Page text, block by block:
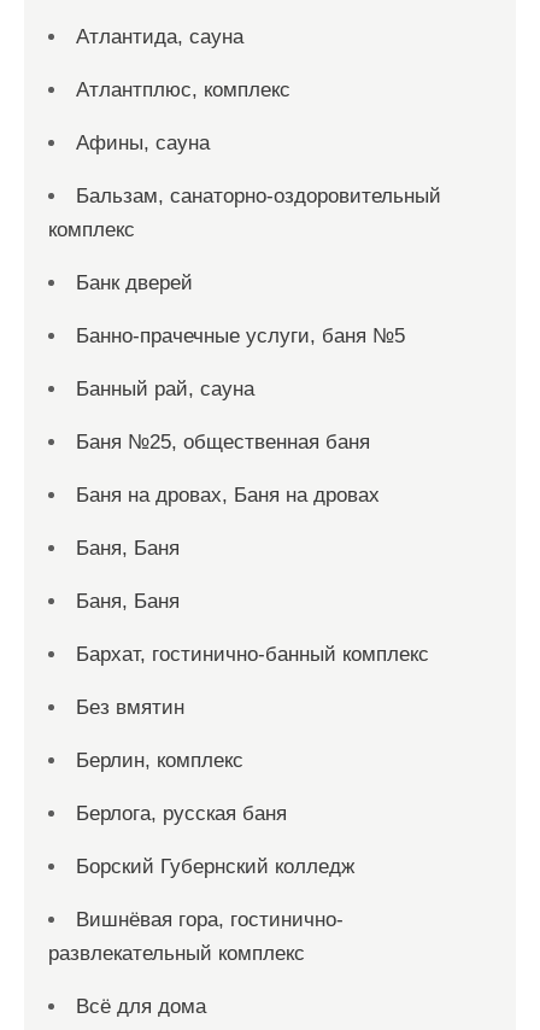
Атлантида, сауна
Атлантплюс, комплекс
Афины, сауна
Бальзам, санаторно-оздоровительный
комплекс
Банк дверей
Банно-прачечные услуги, баня №5
Банный рай, сауна
Баня №25, общественная баня
Баня на дровах, Баня на дровах
Баня, Баня
Баня, Баня
Бархат, гостинично-банный комплекс
Без вмятин
Берлин, комплекс
Берлога, русская баня
Борский Губернский колледж
Вишнёвая гора, гостинично-
развлекательный комплекс
Всё для дома